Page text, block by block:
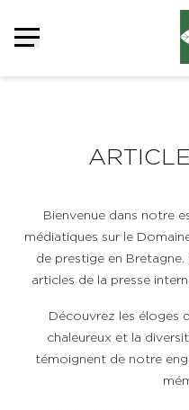
Bienvenue dans notre
médiatiques sur le
de prestige en Bretagne.
articles de la presse
Découvrez les éloges
chaleureux et la
témoignent de notre
Panneau de gestion des